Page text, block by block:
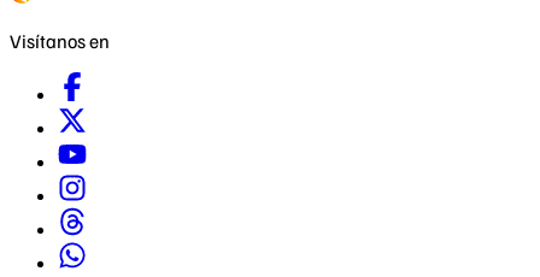
Visítanos en